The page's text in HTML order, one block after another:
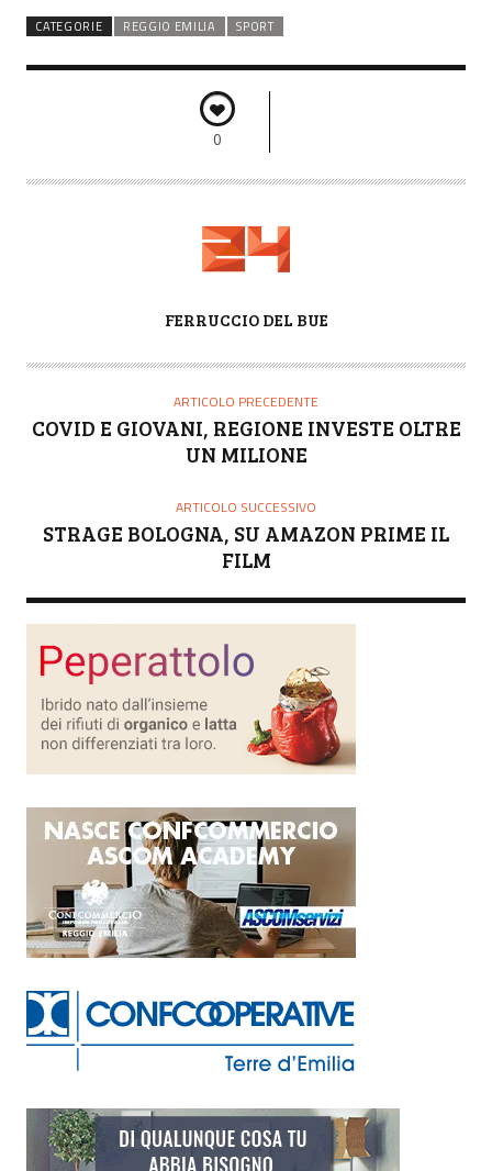
CATEGORIE REGGIO EMILIA SPORT
0
T
R
FERRUCCIO DEL BUE
ARTICOLO PRECEDENTE
COVID E GIOVANI, REGIONE INVESTE OLTRE
UN MILIONE
ARTICOLO SUCCESSIVO
STRAGE BOLOGNA, SU AMAZON PRIME IL
FILM